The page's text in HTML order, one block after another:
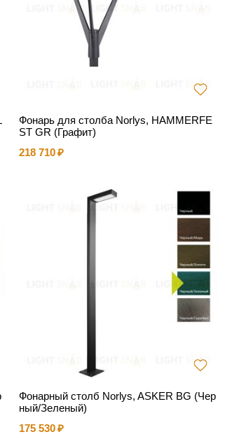
Фонарь для столба Norlys, HAMMERFE
ST GR (Графит)
218 710
Фонарный столб Norlys, ASKER BG (Чер
ный/Зеленый)
175 530